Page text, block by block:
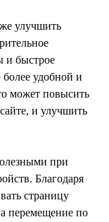
улучшить
и быстрое
удобной и
может повысить
и улучшить
при
Благодаря
страницу
перемещение по